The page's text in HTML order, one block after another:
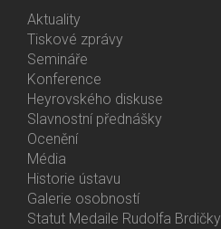
Bottom
Menu
Activities
Aktuality
Tiskové zprávy
Semináře
Konference
Heyrovského diskuse
Slavnostní přednášky
Ocenění
Média
Historie ústavu
Galerie osobností
Statut Medaile Rudolfa Brdičky